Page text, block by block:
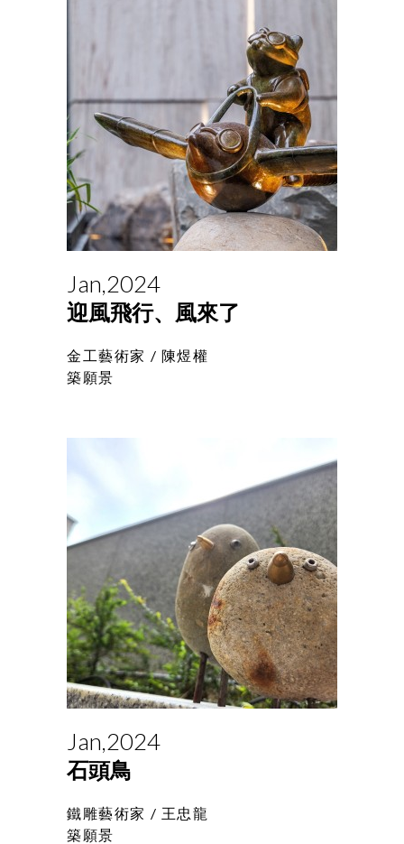
Jan,2024
迎風飛行、風來了
金工藝術家 / 陳煜權
築願景
Jan,2024
石頭鳥
鐵雕藝術家 / 王忠龍
築願景